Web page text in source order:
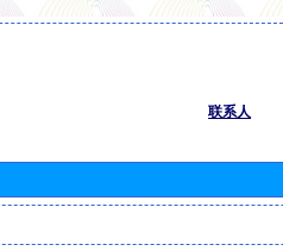
联系人